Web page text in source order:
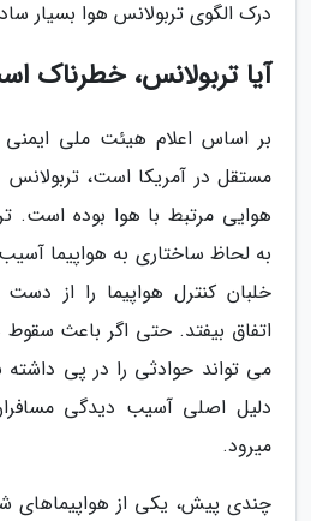
درک الگوی تربولانس هوا بسیار
آیا تربولانس، خطرناک
بر اساس اعلام هیئت ملی
هوایی مرتبط با هوا بوده است.
به لحاظ ساختاری به هواپیما
خلبان کنترل هواپیما را از
اتفاق بیفتد. حتی اگر باعث سقوط
می تواند حوادثی را در پی داشته
دلیل اصلی آسیب دیدگی
میرود.
چندی پیش، یکی از هواپیماهای